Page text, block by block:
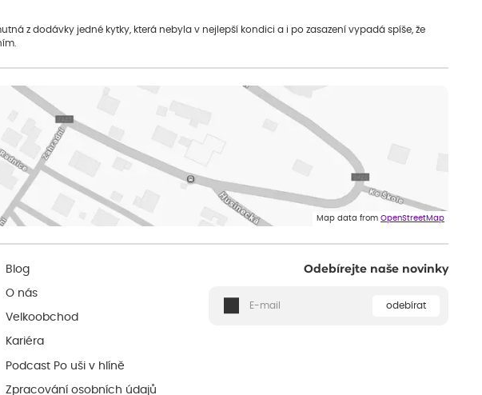
z dodávky jedné kytky, která nebyla v nejlepší kondici a i po zasazení vypadá spíše, že
Map data from OpenStreetMap
Blog
O nás
Velkoobchod
Kariéra
Podcast Po uši v hlíně
Zpracování osobních údajů
Odebírejte naše novinky
odebírat